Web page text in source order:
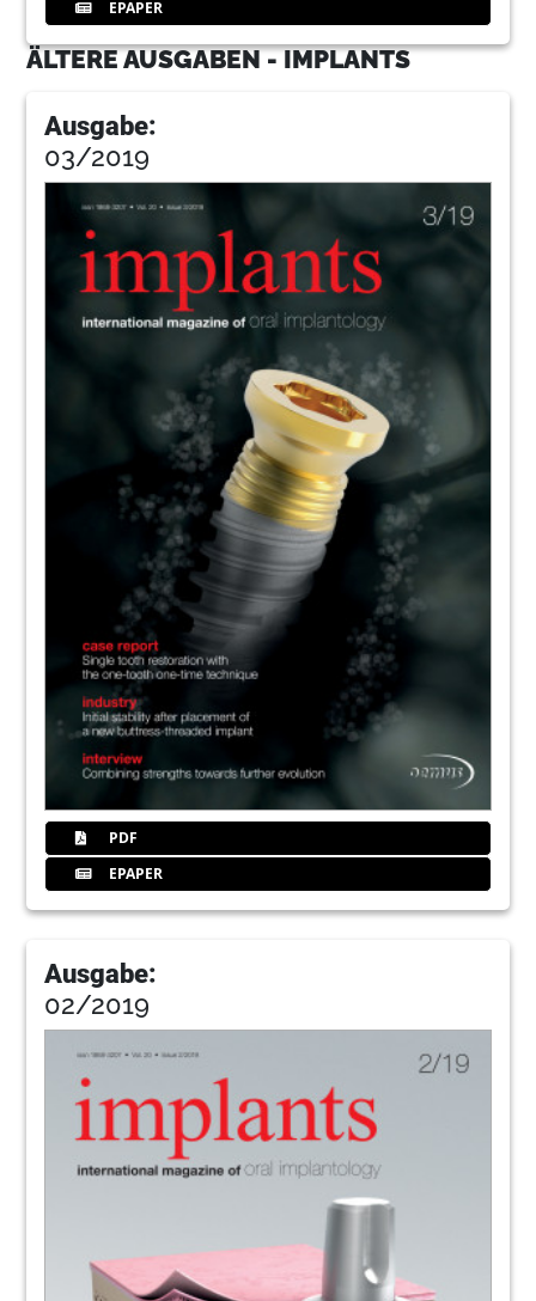
EPAPER
ÄLTERE AUSGABEN - IMPLANTS
Ausgabe:
03/2019
PDF
EPAPER
Ausgabe:
02/2019